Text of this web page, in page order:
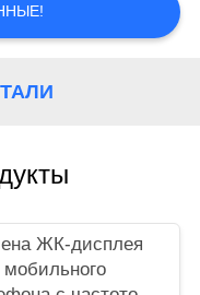
ЖК-дисплея